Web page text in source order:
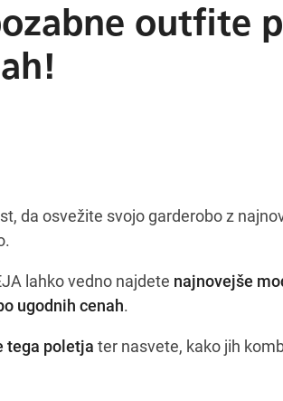
outfite
da osvežite svojo garderobo z
lahko vedno najdete najnovejše
ugodnih cenah.
tega poletja ter nasvete, kako jih